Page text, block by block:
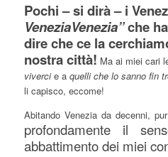
Pochi – si dirà – i
VeneziaVenezia”che
dire che ce la
nostra città! Ma ai miei cari
vivercie a quelli che lo sanno fin
li capisco, eccome!
Abitando Venezia da decenni,
profondamente il
abbattimento dei miei